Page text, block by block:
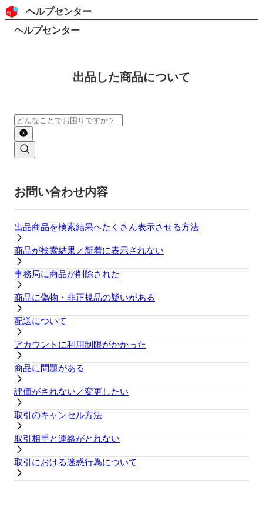
コンテンツにスキップ
ヘッダー
ヘルプセンター
検索
パンくずリスト
ヘルプセンター
出品した商品について
検索
お問い合わせ内容
出品商品を検索結果へたくさん表示させる方法
商品が検索結果／新着に表示されない
事務局に商品が削除された
商品に偽物・非正規品の疑いがある
配送について
アカウントに利用制限がかかった
商品に問題がある
評価がされない／変更したい
取引のキャンセル方法
取引相手と連絡がとれない
取引における迷惑行為について